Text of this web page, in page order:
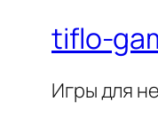
tiflo-
Игры для